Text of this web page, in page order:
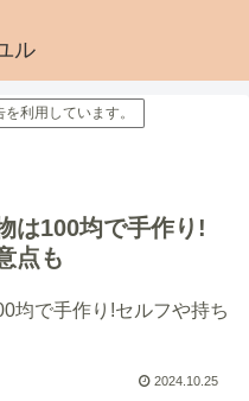
利用しています。
は100均で手作り!
点も
2024.10.25